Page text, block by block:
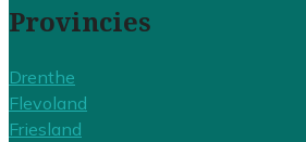
Provincies
Drenthe
Flevoland
Friesland